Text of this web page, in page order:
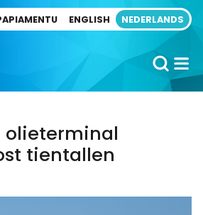
ENGLISH NEDERLANDS
olieterminal
tientallen